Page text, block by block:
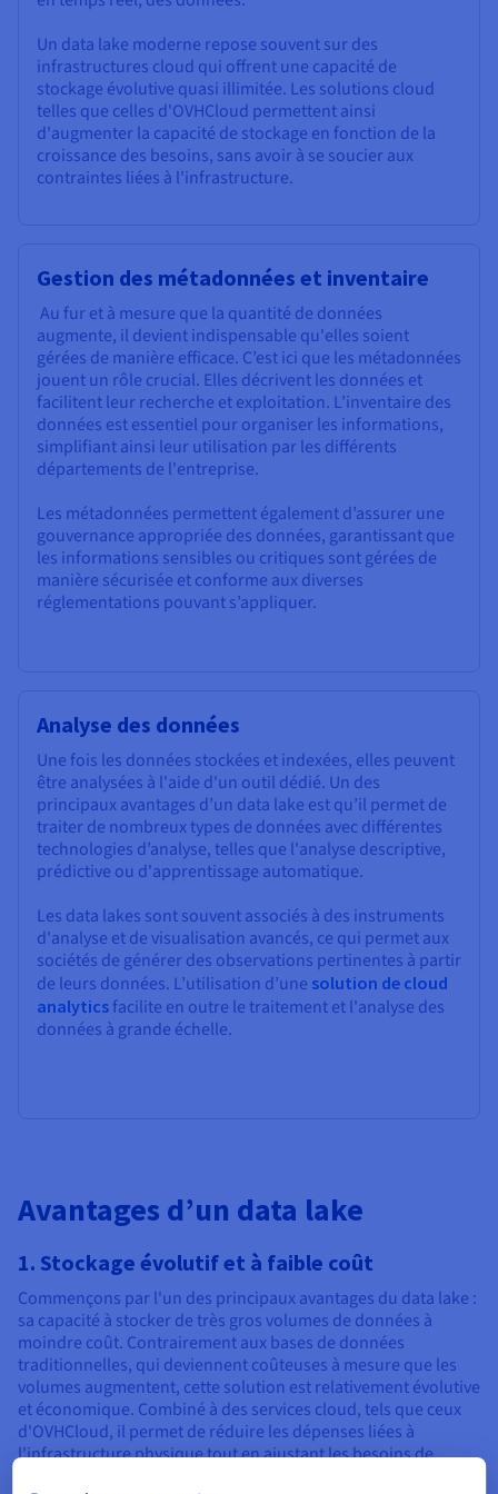
Un data lake moderne repose souvent sur des
infrastructures cloud qui offrent une capacité de
stockage évolutive quasi illimitée. Les solutions cloud
telles que celles d'OVHCloud permettent ainsi
d'augmenter la capacité de stockage en fonction de la
croissance des besoins, sans avoir à se soucier aux
contraintes liées à l'infrastructure.
Gestion des métadonnées et inventaire
Au fur et à mesure que la quantité de données
augmente, il devient indispensable qu'elles soient
gérées de manière efficace. C’est ici que les métadonnées
jouent un rôle crucial. Elles décrivent les données et
facilitent leur recherche et exploitation. L’inventaire des
données est essentiel pour organiser les informations,
simplifiant ainsi leur utilisation par les différents
départements de l'entreprise.
Les métadonnées permettent également d’assurer une
gouvernance appropriée des données, garantissant que
les informations sensibles ou critiques sont gérées de
manière sécurisée et conforme aux diverses
réglementations pouvant s’appliquer.
Analyse des données
Une fois les données stockées et indexées, elles peuvent
être analysées à l'aide d'un outil dédié. Un des
principaux avantages d’un data lake est qu’il permet de
traiter de nombreux types de données avec différentes
technologies d’analyse, telles que l'analyse descriptive,
prédictive ou d'apprentissage automatique.
Les data lakes sont souvent associés à des instruments
d'analyse et de visualisation avancés, ce qui permet aux
sociétés de générer des observations pertinentes à partir
de leurs données. L’utilisation d’une solution de cloud
analyticsfacilite en outre le traitement et l'analyse des
données à grande échelle.
Avantages d’un data lake
1. Stockage évolutif et à faible coût
Commençons par l'un des principaux avantages du data lake :
sa capacité à stocker de très gros volumes de données à
moindre coût. Contrairement aux bases de données
traditionnelles, qui deviennent coûteuses à mesure que les
volumes augmentent, cette solution est relativement évolutive
et économique. Combiné à des services cloud, tels que ceux
d'OVHCloud, il permet de réduire les dépenses liées à
l'infrastructure physique tout en ajustant les besoins de